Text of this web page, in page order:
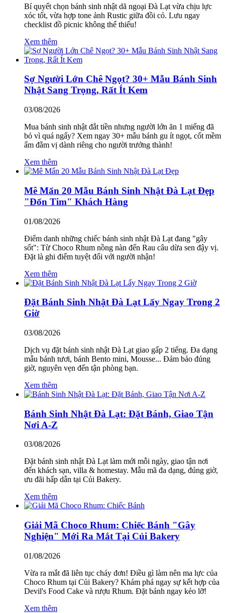
Bí quyết chọn bánh sinh nhật dã ngoại Đà Lạt vừa chịu lực
xóc tốt, vừa hợp tone ảnh Rustic giữa đồi cỏ. Lưu ngay
checklist đồ picnic không thể thiếu!
Xem thêm
Sợ Người Lớn Chê Ngọt? 30+ Mẫu Bánh Sinh
Nhật Sang Trọng, Rất Ít Kem
03/08/2026
Mua bánh sinh nhật đắt tiền nhưng người lớn ăn 1 miếng đã
bỏ vì quá ngấy? Xem ngay 30+ mẫu bánh gu ít ngọt, cốt mềm
ẩm đằm vị dành riêng cho người trưởng thành!
Xem thêm
Mê Mẩn 20 Mẫu Bánh Sinh Nhật Đà Lạt Đẹp
"Đốn Tim" Khách Hàng
01/08/2026
Điểm danh những chiếc bánh sinh nhật Đà Lạt đang "gây
sốt": Từ Choco Rhum nồng nàn đến Rau câu dừa sen đậy vị.
Đặt là ghi điểm tuyệt đối với người nhận!
Xem thêm
Đặt Bánh Sinh Nhật Đà Lạt Lấy Ngay Trong 2
Giờ
03/08/2026
Dịch vụ đặt bánh sinh nhật Đà Lạt giao gấp 2 tiếng. Đa dạng
mẫu bánh tươi, bánh Bento mini, Mousse... Đảm bảo đúng
giờ, nguyên vẹn đến tận phòng bạn.
Xem thêm
Bánh Sinh Nhật Đà Lạt: Đặt Bánh, Giao Tận
Nơi A-Z
03/08/2026
Đặt bánh sinh nhật Đà Lạt làm mới mỗi ngày, giao tận nơi
đến khách sạn, villa & homestay. Mẫu mã đa dạng, đúng giờ,
ưu đãi hấp dẫn tại Củi Bakery.
Xem thêm
Giải Mã Choco Rhum: Chiếc Bánh "Gây
Nghiện" Mới Ra Mắt Tại Củi Bakery
01/08/2026
Vừa ra mắt đã liên tục cháy đơn! Điều gì làm nên ma lực của
Choco Rhum tại Củi Bakery? Khám phá ngay sự kết hợp của
Devil's Food Cake và rượu Rhum. Đặt bánh ngay kẻo lỡ!
Xem thêm